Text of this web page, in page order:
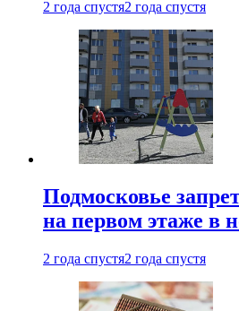
2 года спустя2 года спустя
Подмосковье
на первом этаже в
2 года спустя2 года спустя